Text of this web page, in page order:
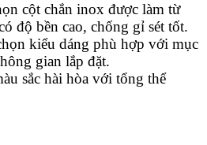
cột chắn inox được làm từ
độ bền cao, chống gỉ sét tốt.
kiểu dáng phù hợp với mục
gian lắp đặt.
sắc hài hòa với tổng thể